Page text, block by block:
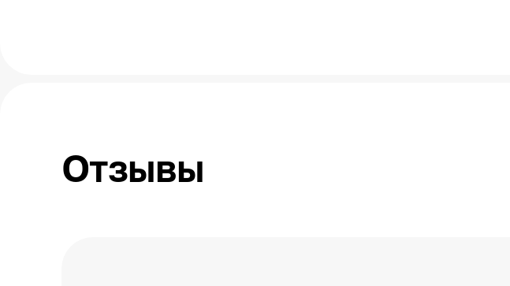
Отзывы